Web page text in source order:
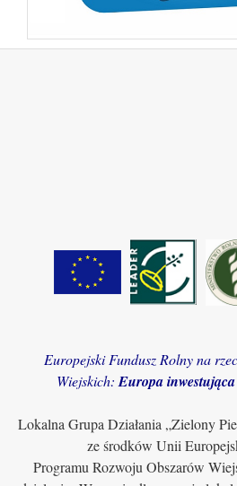
Europejski Fundusz Rolny na
Wiejskich: Europa
Lokalna Grupa Działania „Zielony
ze środków Unii
Programu Rozwoju Obszarów